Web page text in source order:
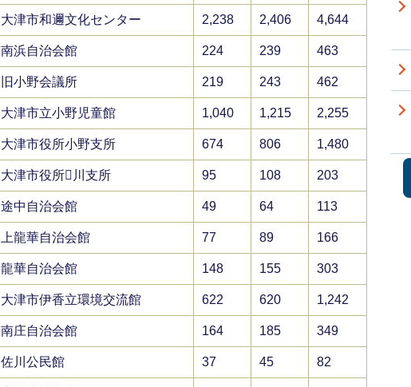
大津市和邇文化センター 2,238 2,406 4,644
南浜自治会館 224 239 463
旧小野会議所 219 243 462
大津市立小野児童館 1,040 1,215 2,255
大津市役所小野支所 674 806 1,480
大津市役所川支所 95 108 203
途中自治会館 49 64 113
上龍華自治会館 77 89 166
龍華自治会館 148 155 303
大津市伊香立環境交流館 622 620 1,242
南庄自治会館 164 185 349
佐川公民館 37 45 82